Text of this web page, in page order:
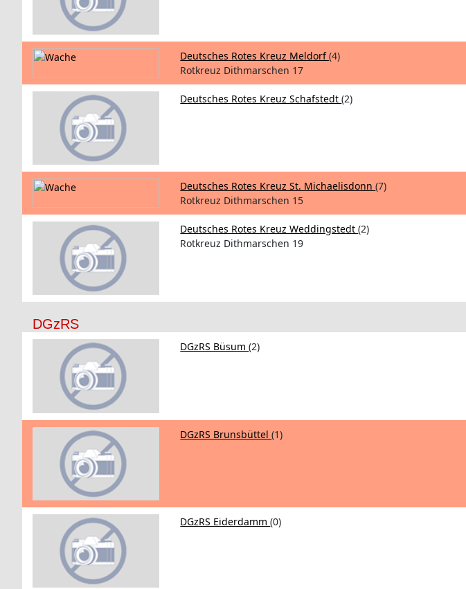
Deutsches Rotes Kreuz Meldorf(4)
Rotkreuz Dithmarschen 17
Deutsches Rotes Kreuz Schafstedt(2)
Deutsches Rotes Kreuz St. Michaelisdonn(7)
Rotkreuz Dithmarschen 15
Deutsches Rotes Kreuz Weddingstedt(2)
Rotkreuz Dithmarschen 19
DGzRS
DGzRS Büsum(2)
DGzRS Brunsbüttel(1)
DGzRS Eiderdamm(0)